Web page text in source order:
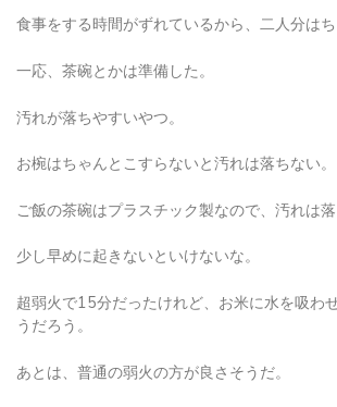
食事をする時間がずれているから、二人分はち
一応、茶碗とかは準備した。
汚れが落ちやすいやつ。
お椀はちゃんとこすらないと汚れは落ちない。
ご飯の茶碗はプラスチック製なので、汚れは落
少し早めに起きないといけないな。
超弱火で15分だったけれど、お米に水を吸わ
うだろう。
あとは、普通の弱火の方が良さそうだ。